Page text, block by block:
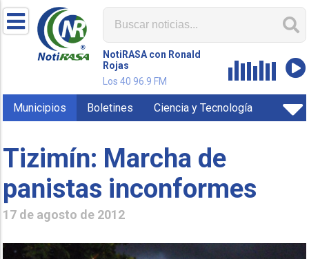
NotiRASA con Ronald
Rojas
Los 40 96.9 FM
Municipios Boletines Ciencia y Tecnología
Tizimín: Marcha de
panistas inconformes
17 de agosto de 2012